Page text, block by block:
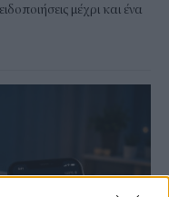
μέχρι και ένα